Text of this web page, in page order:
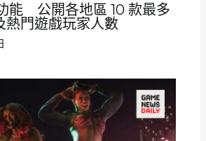
能 公開各地區 10 款最多
熱門遊戲玩家人數